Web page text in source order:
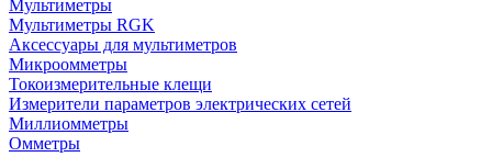
Мультиметры
Мультиметры RGK
Аксессуары для мультиметров
Микроомметры
Токоизмерительные клещи
Измерители параметров электрических сетей
Миллиомметры
Омметры